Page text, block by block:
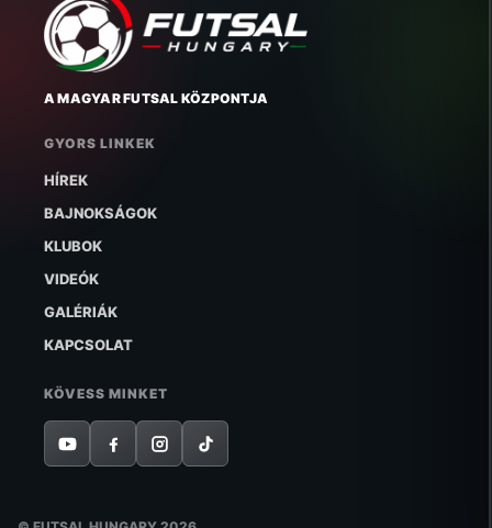
A MAGYAR FUTSAL KÖZPONTJA
GYORS LINKEK
HÍREK
BAJNOKSÁGOK
KLUBOK
VIDEÓK
GALÉRIÁK
KAPCSOLAT
KÖVESS MINKET